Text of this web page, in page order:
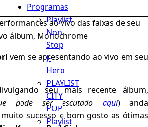
Programas
Playlist
Non
Stop
J-
Hero
PLAYLIST
CITY
POP
Playlist
vem se apresentando ao vivo em seu
seu mais recente álbum,
pode ser escutado aqui) anda
sucesso e bom gosto as ótimas